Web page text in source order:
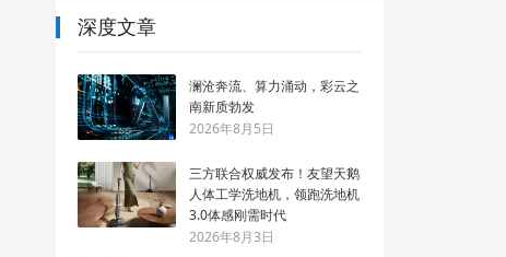
深度文章
澜沧奔流、算力涌动，彩云之
南新质勃发
2026年8月5日
三方联合权威发布！友望天鹅
人体工学洗地机，领跑洗地机
3.0体感刚需时代
2026年8月3日